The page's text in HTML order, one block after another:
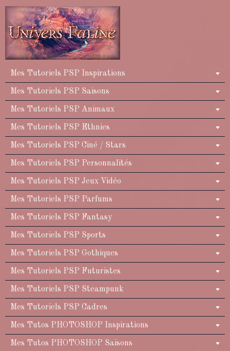
Mes Tutoriels PSP Inspirations
Mes Tutoriels PSP Saisons
Mes Tutoriels PSP Animaux
Mes Tutoriels PSP Ethnies
Mes Tutoriels PSP Ciné / Stars
Mes Tutoriels PSP Personnalités
Mes Tutoriels PSP Jeux Vidéo
Mes Tutoriels PSP Parfums
Mes Tutoriels PSP Fantasy
Mes Tutoriels PSP Sports
Mes Tutoriels PSP Gothiques
Mes Tutoriels PSP Futuristes
Mes Tutoriels PSP Steampunk
Mes Tutoriels PSP Cadres
Mes Tutos PHOTOSHOP Inspirations
Mes Tutos PHOTOSHOP Saisons